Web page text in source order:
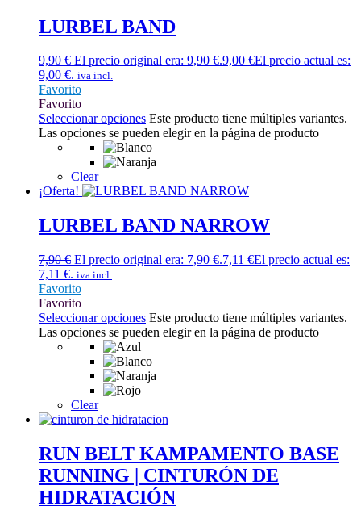
LURBEL BAND
9,90€ El precio original era: 9,90 €.9,00 €El precio actual es:
9,00 €. iva incl.
Favorito
Favorito
Seleccionar opciones Este producto tiene múltiples variantes.
Las opciones se pueden elegir en la página de producto
Clear
¡Oferta!
LURBEL BAND NARROW
7,90€ El precio original era: 7,90 €.7,11 €El precio actual es:
7,11 €. iva incl.
Favorito
Favorito
Seleccionar opciones Este producto tiene múltiples variantes.
Las opciones se pueden elegir en la página de producto
Clear
RUN BELT KAMPAMENTO BASE
RUNNING | CINTURÓN DE
HIDRATACIÓN